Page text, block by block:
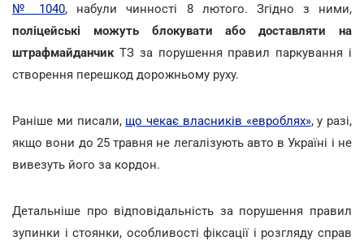
№ 1040, набули чинності 8 лютого. Згідно з ними,
поліцейські можуть блокувати або доставляти на
штрафмайданчикТЗ за порушення правил паркування і
створення перешкод дорожньому руху.
Раніше ми писали, що чекає власників «евроблях», у разі,
якщо вони до 25 травня не легалізують авто в Україні і не
вивезуть його за кордон.
Детальніше про відповідальність за порушення правил
зупинки і стоянки, особливості фіксації і розгляду справ